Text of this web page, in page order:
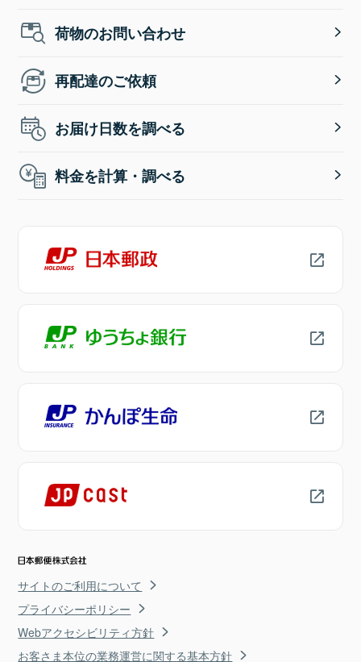
荷物のお問い合わせ
再配達のご依頼
お届け日数を調べる
料金を計算・調べる
サイトのご利用について
プライバシーポリシー
Webアクセシビリティ方針
お客さま本位の業務運営に関する基本方針